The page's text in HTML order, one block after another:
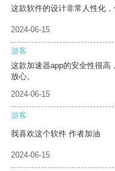
这款软件的设计非常人性化，
2024-06-15
游客
这款加速器app的安全性很高
放心。
2024-06-15
游客
我喜欢这个软件 作者加油
2024-06-15